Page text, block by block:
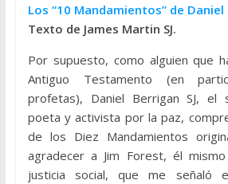
Los “10 Mandamientos” de
Texto de James Martin SJ.
Por supuesto, como alguien que
Antiguo Testamento (en
profetas), Daniel Berrigan SJ, el
poeta y activista por la paz,
de los Diez Mandamientos
agradecer a Jim Forest, él
justicia social, que me señaló